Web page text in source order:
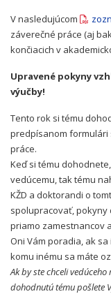
V nasledujúcom
záverečné práce (aj
končiacich v
Upravené pokyny
výučby!
Tento rok si tému
predpísanom formulári
práce.
Keď si tému
vedúcemu, tak tému
KŽD a doktorandi o
spolupracovať, pokyny
priamo zamestnancov
Oni Vám poradia, ak
komu inému sa máte
Ak by ste chceli
dohodnutú tému pošlete